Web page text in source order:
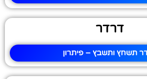
דרדר
תשחץ ותשבץ – פיתרון